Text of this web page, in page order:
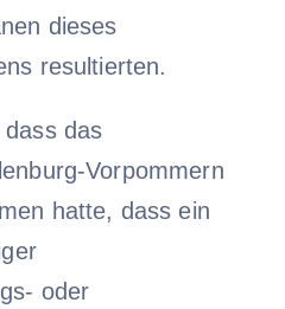
dieses
resultierten.
das
Vorpommern
hatte, dass ein
oder